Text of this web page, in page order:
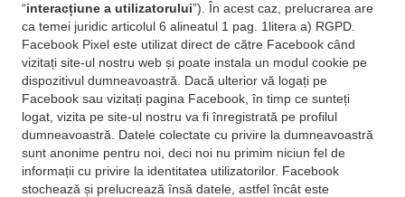
“interacțiune a utilizatorului”). În acest caz, prelucrarea are
ca temei juridic articolul 6 alineatul 1 pag. 1litera a) RGPD.
Facebook Pixel este utilizat direct de către Facebook când
vizitați site-ul nostru web și poate instala un modul cookie pe
dispozitivul dumneavoastră. Dacă ulterior vă logați pe
Facebook sau vizitați pagina Facebook, în timp ce sunteți
logat, vizita pe site-ul nostru va fi înregistrată pe profilul
dumneavoastră. Datele colectate cu privire la dumneavoastră
sunt anonime pentru noi, deci noi nu primim niciun fel de
informații cu privire la identitatea utilizatorilor. Facebook
stochează și prelucrează însă datele, astfel încât este